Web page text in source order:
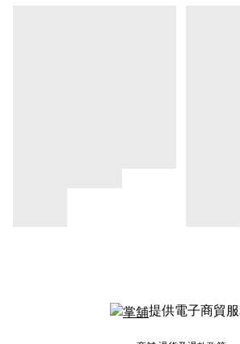
提供電子商貿